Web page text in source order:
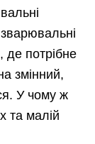
де потрібне
змінний,
У чому ж
та малій